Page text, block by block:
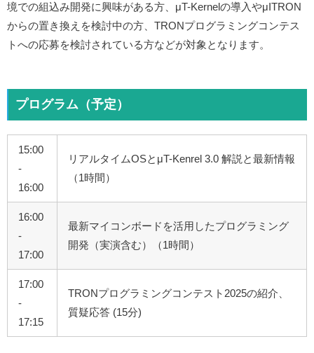
境での組込み開発に興味がある方、μT-Kernelの導入やμITRON
からの置き換えを検討中の方、TRONプログラミングコンテス
トへの応募を検討されている方などが対象となります。
プログラム（予定）
15:00
-
16:00
リアルタイムOSとμT-Kenrel 3.0 解説と最新情報
（1時間）
16:00
-
17:00
最新マイコンボードを活用したプログラミング
開発（実演含む）（1時間）
17:00
-
17:15
TRONプログラミングコンテスト2025の紹介、
質疑応答 (15分)